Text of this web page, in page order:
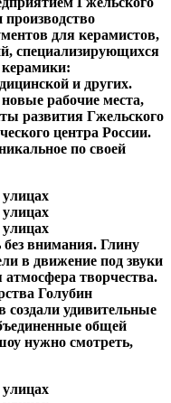
для керамистов,
специализирующихся
керамики:
и других.
рабочие места,
развития Гжельского
центра России.
по своей
без внимания. Глину
в движение под звуки
творчества.
Голубин
удивительные
общей
нужно смотреть,